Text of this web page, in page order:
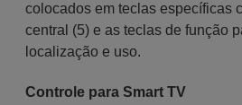
colocados em teclas específicas
central (5) e as teclas de função
localização e uso.
Controle para Smart TV